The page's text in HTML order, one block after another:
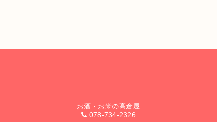
お酒・お米の高倉屋
078-734-2326